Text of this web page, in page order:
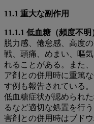
11.1 重大な副作用
11.1.1 低血糖（頻度不明
脱力感、倦怠感、高度
戦、頭痛、めまい、嘔
れることがある。また
ア剤との併用時に重篤
す例も報告されている。
低血糖症状が認められ
るなど適切な処置を行
害剤との併用時はブド